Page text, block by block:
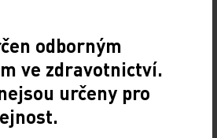
Podle studie ION‑3, která
s HCV genotypu 1a/1b,
cirhózy, u nichž byla použita
SOF po dobu 8 nebo 12
SOF a LDV/SOF + ribavirin
odborným
ve zdravotnictví.
určeny pro